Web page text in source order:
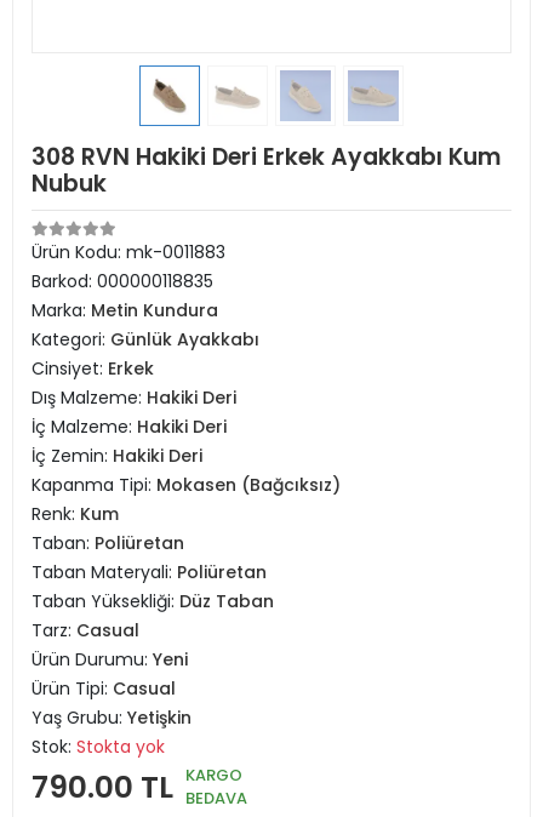
308 RVN Hakiki Deri Erkek Ayakkabı Kum
Nubuk
Ürün Kodu: mk-0011883
Barkod: 000000118835
Marka: Metin Kundura
Kategori: Günlük Ayakkabı
Cinsiyet: Erkek
Dış Malzeme: Hakiki Deri
İç Malzeme: Hakiki Deri
İç Zemin: Hakiki Deri
Kapanma Tipi: Mokasen (Bağcıksız)
Renk: Kum
Taban: Poliüretan
Taban Materyali: Poliüretan
Taban Yüksekliği: Düz Taban
Tarz: Casual
Ürün Durumu: Yeni
Ürün Tipi: Casual
Yaş Grubu: Yetişkin
Stok: Stokta yok
790.00 TL KARGO
BEDAVA